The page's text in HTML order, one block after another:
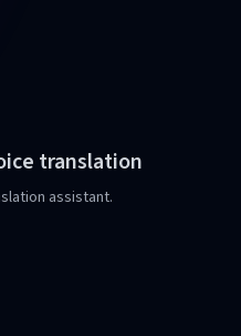
translation
assistant.